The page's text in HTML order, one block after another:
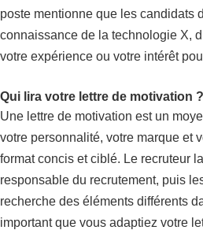
poste mentionne que les candidats
connaissance de la technologie X,
votre expérience ou votre intérêt
Qui lira votre lettre de motivation ?
Une lettre de motivation est un
votre personnalité, votre marque et
format concis et ciblé. Le recruteur
responsable du recrutement, puis
recherche des éléments différents
important que vous adaptiez votre